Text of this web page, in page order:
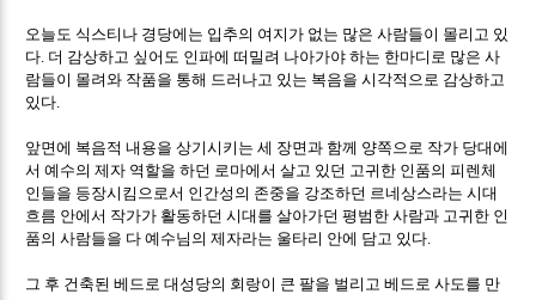
오늘도 식스티나 경당에는 입추의 여지가 없는 많은 사람들이 몰리고 있
다 더 감상하고 싶어도 인파에 떠밀려 나아가야 하는 한마디로 많은 사
람들이 몰려와 작품을 통해 드러나고 있는 복음을 시각적으로 감상하고
있다
앞면에 복음적 내용을 상기시키는 세 장면과 함께 양쪽으로 작가 당대에
서 예수의 제자 역할을 하던 로마에서 살고 있던 고귀한 인품의 피렌체
인들을 등장시킴으로서 인간성의 존중을 강조하던 르네상스라는 시대
흐름 안에서 작가가 활동하던 시대를 살아가던 평범한 사람과 고귀한 인
품의 사람들을 다 예수님의 제자라는 울타리 안에 담고 있다
그 후 건축된 베드로 대성당의 회랑이 큰 팔을 벌리고 베드로 사도를 만